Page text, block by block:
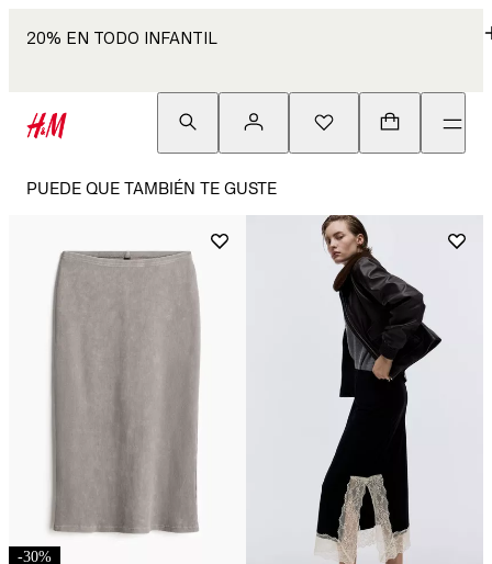
20% EN TODO INFANTIL
PUEDE QUE TAMBIÉN TE GUSTE
-30%